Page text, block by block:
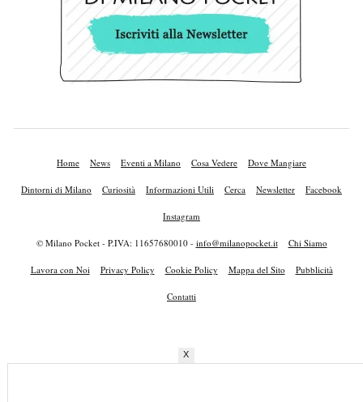
Home News Eventi a Milano Cosa Vedere Dove Mangiare
Dintorni di Milano Curiosità Informazioni Utili Cerca Newsletter Facebook
Instagram
© Milano Pocket - P.IVA: 11657680010 - info@milanopocket.it Chi Siamo
Lavora con Noi Privacy Policy Cookie Policy Mappa del Sito Pubblicità
Contatti
X